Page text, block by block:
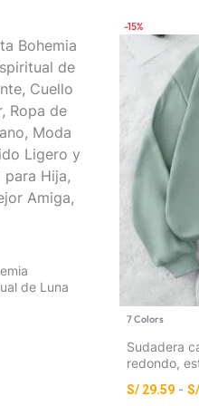
de Luna
para
-15%
7 Colors
Sudadera
redondo,
S/ 29.59 - S/